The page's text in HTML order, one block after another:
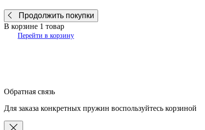
Продолжить покупки
В корзине 1 товар
Перейти в корзину
Обратная связь
Для заказа конкретных пружин воспользуйтесь корзиной